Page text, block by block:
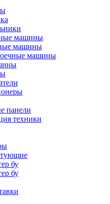
машины
машины
машины
панели
техники
бу
бу